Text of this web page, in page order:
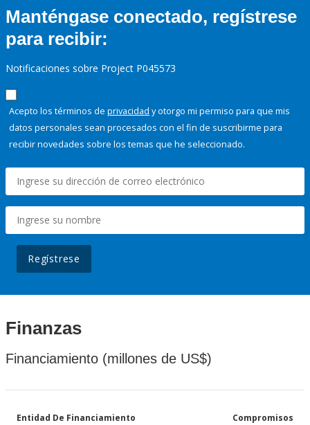
Manténgase conectado, regístrese
para recibir:
Notificaciones sobre Project P045573
Acepto los términos de privacidad y otorgo mi permiso para que mis
datos personales sean procesados con el fin de suscribirme para
recibir novedades sobre los temas que he seleccionado.
Regístrese
Finanzas
Financiamiento (millones de US$)
Entidad De Financiamiento Compromisos